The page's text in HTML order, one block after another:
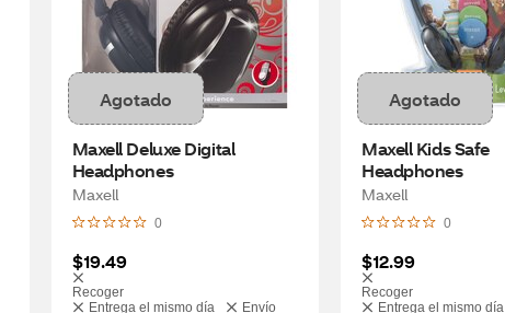
Agotado
Maxell Deluxe Digital
Headphones
Maxell
0
$19.49
Recoger
Entrega el mismo día
Envío
Agotado
Maxell Kids Safe
Headphones
Maxell
0
$12.99
Recoger
Entrega el mismo día